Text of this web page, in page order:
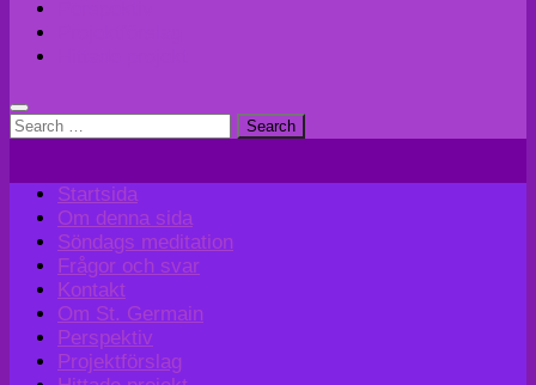
Search
Startsida
Om denna sida
Söndags meditation
Frågor och svar
Kontakt
Om St. Germain
Perspektiv
Projektförslag